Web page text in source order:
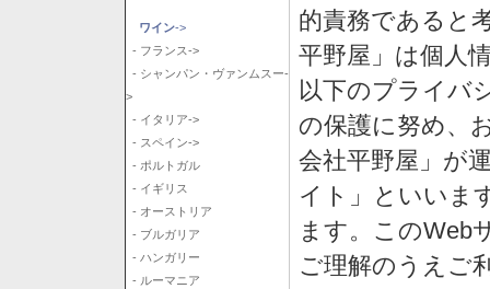
ワイン->
- フランス->
- シャンパン・ヴァンムスー-
>
- イタリア->
- スペイン->
- ポルトガル
- イギリス
- オーストリア
- ブルガリア
- ハンガリー
- ルーマニア
的責務であると
平野屋」は個人
以下のプライバ
の保護に努め、
会社平野屋」が
イト」といいま
ます。このWeb
ご理解のうえご